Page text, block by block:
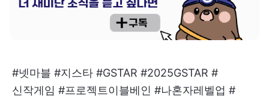
#넷마블 #지스타 #GSTAR #2025GSTAR #
신작게임 #프로젝트이블베인 #나혼자레벨업 #